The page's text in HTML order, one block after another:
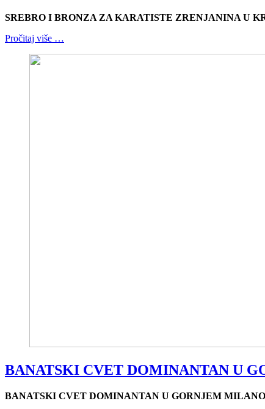
SREBRO I BRONZA ZA KARATISTE ZRENJANINA U
Pročitaj više …
BANATSKI CVET DOMINANTAN U
BANATSKI CVET DOMINANTAN U GORNJEM